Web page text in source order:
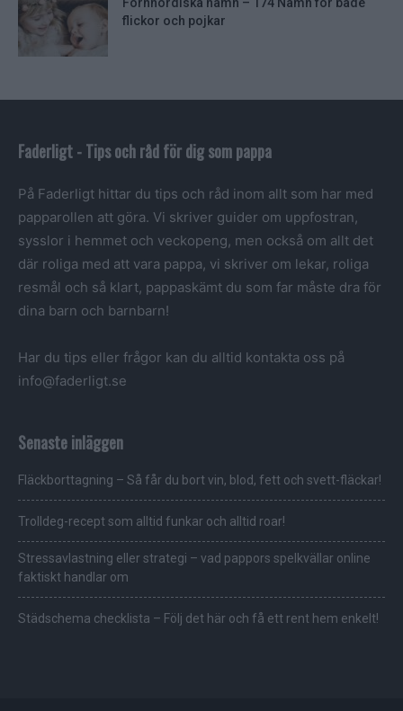
flickor och pojkar
Faderligt - Tips och råd för dig som pappa
På Faderligt hittar du tips och råd inom allt som har med
papparollen att göra. Vi skriver guider om uppfostran,
sysslor i hemmet och veckopeng, men också om allt det
där roliga med att vara pappa, vi skriver om lekar, roliga
resmål och så klart, pappaskämt du som far måste dra för
dina barn och barnbarn!
Har du tips eller frågor kan du alltid kontakta oss på
info@faderligt.se
Senaste inläggen
Fläckborttagning – Så får du bort vin, blod, fett och svett-fläckar!
Trolldeg-recept som alltid funkar och alltid roar!
Stressavlastning eller strategi – vad pappors spelkvällar online
faktiskt handlar om
Städschema checklista – Följ det här och få ett rent hem enkelt!